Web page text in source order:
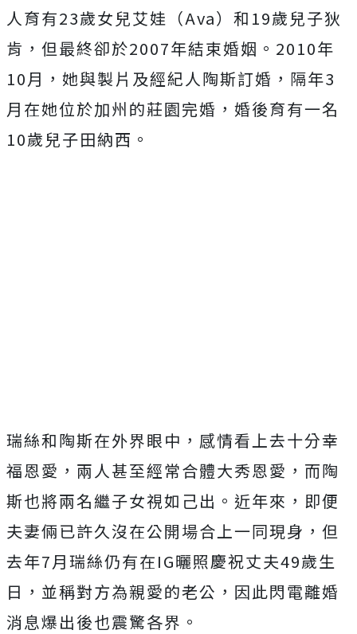
人育有23歲女兒艾娃（Ava）和19歲兒子狄
肯，但最終卻於2007年結束婚姻。2010年
10月，她與製片及經紀人陶斯訂婚，隔年3
月在她位於加州的莊園完婚，婚後育有一名
10歲兒子田納西。
瑞絲和陶斯在外界眼中，感情看上去十分幸
福恩愛，兩人甚至經常合體大秀恩愛，而陶
斯也將兩名繼子女視如己出。近年來，即便
夫妻倆已許久沒在公開場合上一同現身，但
去年7月瑞絲仍有在IG曬照慶祝丈夫49歲生
日，並稱對方為親愛的老公，因此閃電離婚
消息爆出後也震驚各界。